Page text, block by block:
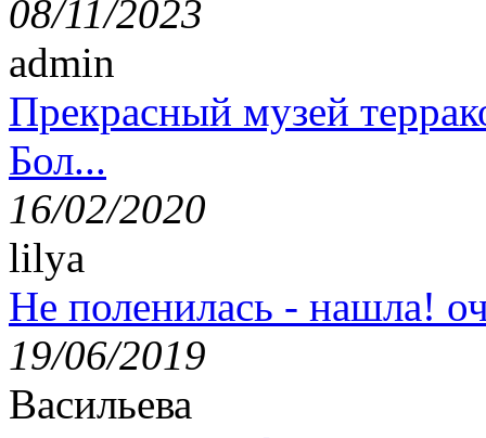
08/11/2023
admin
Прекрасный музей
Бол...
16/02/2020
lilya
Не поленилась - нашла!
19/06/2019
Васильева